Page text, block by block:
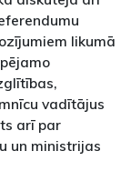
likumā
vadītājus
arī par
un ministrijas